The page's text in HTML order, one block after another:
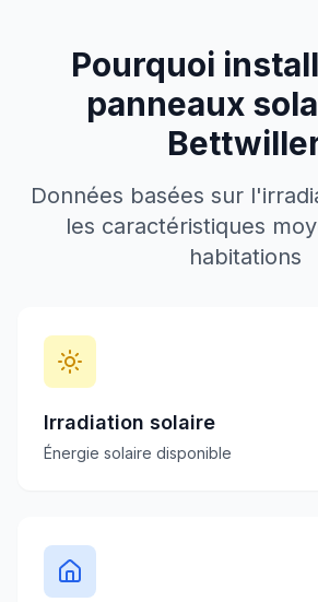
Pourquoi
panneaux
Données basées sur
les caractéristiques
habitations
Irradiation solaire
Énergie solaire disponible